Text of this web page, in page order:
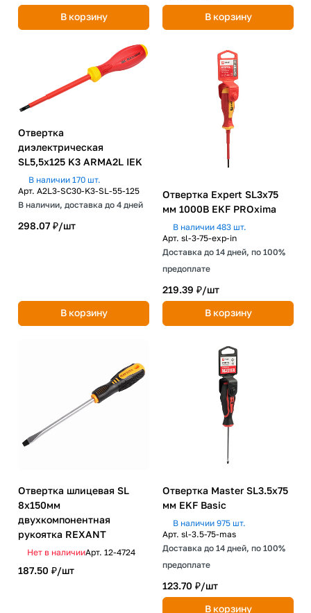
В корзину
В корзину
Отвертка
диэлектрическая
SL5,5х125 K3 ARMA2L IEK
В наличии 170 шт.
Арт. A2L3-SC30-K3-SL-55-125
В наличии, доставка до 4 дней
298.07 ₽/шт
В корзину
Отвертка Expert SL3x75
мм 1000В EKF PROxima
В наличии 483 шт.
Арт. sl-3-75-exp-in
Доставка до 14 дней, по 100%
предоплате
219.39 ₽/шт
В корзину
Отвертка шлицевая SL
8х150мм
двухкомпонентная
рукоятка REXANT
Нет в наличииАрт. 12-4724
187.50 ₽/шт
Отвертка Master SL3.5x75
мм EKF Basic
В наличии 975 шт.
Арт. sl-3.5-75-mas
Доставка до 14 дней, по 100%
предоплате
123.70 ₽/шт
В корзину